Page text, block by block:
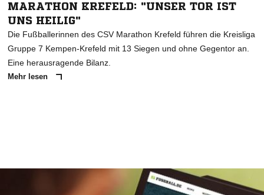
MARATHON KREFELD: "UNSER TOR IST
UNS HEILIG"
Die Fußballerinnen des CSV Marathon Krefeld führen die Kreisliga
Gruppe 7 Kempen-Krefeld mit 13 Siegen und ohne Gegentor an.
Eine herausragende Bilanz.
Mehr lesen